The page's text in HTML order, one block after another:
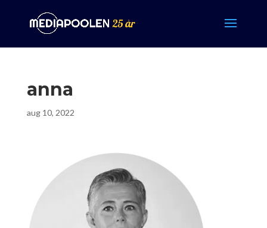
anna
aug 10, 2022